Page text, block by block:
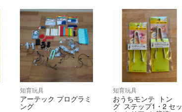
知育玩具
アーテック プログラミ
ング
知育玩具
おうちモンテ トン
グ ステップ1・2 セッ